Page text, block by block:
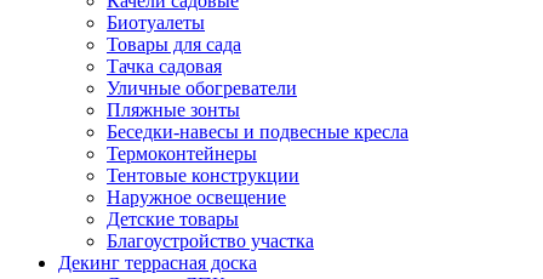
Биотуалеты
Товары для сада
Тачка садовая
Уличные обогреватели
Пляжные зонты
Беседки-навесы и подвесные кресла
Термоконтейнеры
Тентовые конструкции
Наружное освещение
Детские товары
Благоустройство участка
Декинг террасная доска